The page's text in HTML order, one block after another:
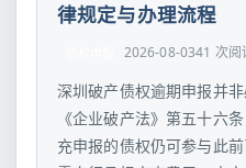
律规定与办理流程
2026-08-0341 次阅
深圳破产债权逾期申报并
《企业破产法》第五十六
充申报的债权仍可参与此